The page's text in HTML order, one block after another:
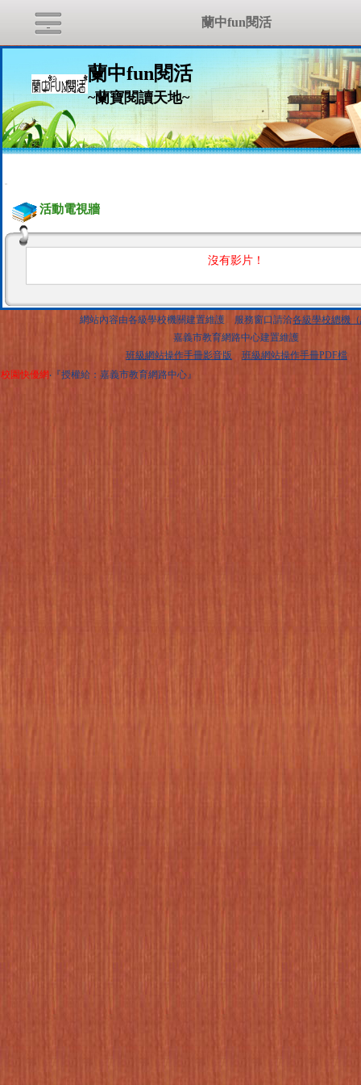
蘭中fun閱活
~蘭寶閱讀天地~
:::
活動電視牆
沒有影片！
網站內容由各級學校機關建置維護 服務窗口請洽各級學校總機
嘉義市教育網路中心建置維護
班級網站操作手冊影音版
班級網站操作手冊PDF檔
校園快優網 ‧『授權給：嘉義市教育網路中心』
蘭中fun閱活